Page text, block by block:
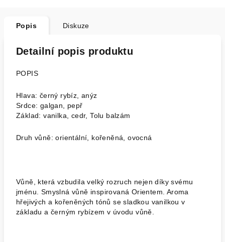
Popis Diskuze
Detailní popis produktu
POPIS
Hlava: černý rybíz, anýz
Srdce: galgan, pepř
Základ: vanilka, cedr, Tolu balzám
Druh vůně: orientální, kořeněná, ovocná
Vůně, která vzbudila velký rozruch nejen díky svému
jménu. Smyslná vůně inspirovaná Orientem. Aroma
hřejivých a kořeněných tónů se sladkou vanilkou v
základu a černým rybízem v úvodu vůně.